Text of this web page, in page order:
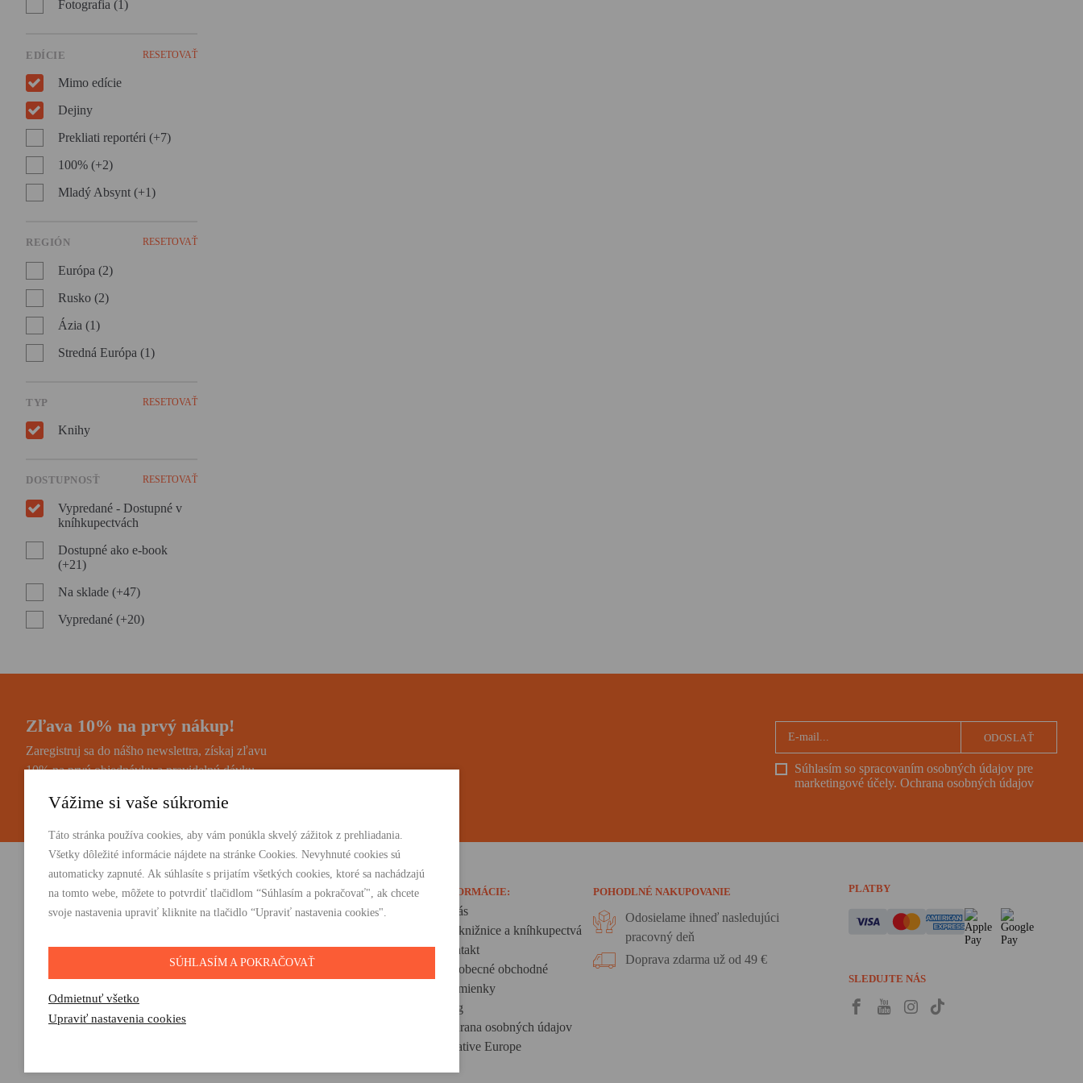
Fotografia (1)
EDÍCIE RESETOVAŤ
Mimo edície
Dejiny
Prekliati reportéri (+7)
100% (+2)
Mladý Absynt (+1)
REGIÓN RESETOVAŤ
Európa (2)
Rusko (2)
Ázia (1)
Stredná Európa (1)
TYP RESETOVAŤ
Knihy
DOSTUPNOSŤ RESETOVAŤ
Vypredané - Dostupné v
kníhkupectvách
Dostupné ako e-book
(+21)
Na sklade (+47)
Vypredané (+20)
Zľava 10% na prvý nákup!
Zaregistruj sa do nášho newslettra, získaj zľavu
10% na prvú objednávku a pravidelnú dávku
Súhlasím so spracovaním osobných údajov pre
marketingové účely. Ochrana osobných údajov
ODOSLAŤ
Vydavateľstvo Absynt s.r.o.
Suvorovova 2683/30C, 010 01 Žilina
PRODUKTY:
Knihy
Darčeky
INFORMÁCIE:
O nás
Pre knižnice a kníhkupectvá
Kontakt
Všeobecné obchodné
podmienky
Blog
Ochrana osobných údajov
Creative Europe
POHODLNÉ NAKUPOVANIE
Odosielame ihneď nasledujúci
pracovný deň
Doprava zdarma už od 49 €
PLATBY
SLEDUJTE NÁS
Vážime si vaše súkromie
Táto stránka používa cookies, aby vám ponúkla skvelý zážitok z prehliadania.
Všetky dôležité informácie nájdete na stránke Cookies. Nevyhnuté cookies sú
automaticky zapnuté. Ak súhlasíte s prijatím všetkých cookies, ktoré sa nachádzajú
na tomto webe, môžete to potvrdiť tlačidlom “Súhlasím a pokračovať", ak chcete
svoje nastavenia upraviť kliknite na tlačidlo “Upraviť nastavenia cookies".
SÚHLASÍM A POKRAČOVAŤ
Odmietnuť všetko
Upraviť nastavenia cookies